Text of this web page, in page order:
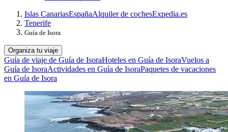
Islas CanariasEspañaAlquiler de cochesExpedia.es
Tenerife
Guía de Isora
Organiza tu viaje
Guía de viaje de Guía de IsoraHoteles en Guía de IsoraVuelos a
Guía de IsoraActividades en Guía de IsoraPaquetes de vacaciones
en Guía de Isora